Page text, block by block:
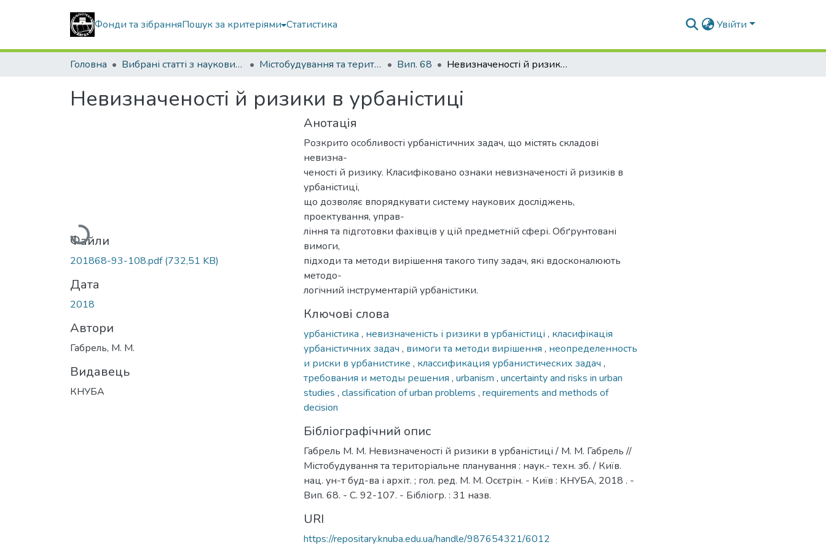
Фонди та зібранняПошук за критеріями Статистика Увійти
Головна Вибрані статті з наукових збірників КНУБА Містобудування та територіальне планування Вип. 68 Невизначеності й ризики в урбаністиці
Невизначеності й ризики в урбаністиці
Вантажиться...
Файли
201868-93-108.pdf(732,51 KB)
Дата
2018
Автори
Габрель, М. М.
Видавець
КНУБА
Анотація
Розкрито особливості урбаністичних задач, що містять складові
невизна-
ченості й ризику. Класифіковано ознаки невизначеності й ризиків в
урбаністиці,
що дозволяє впорядкувати систему наукових досліджень,
проектування, управ-
ління та підготовки фахівців у цій предметній сфері. Обґрунтовані
вимоги,
підходи та методи вирішення такого типу задач, які вдосконалюють
методо-
логічний інструментарій урбаністики.
Ключові слова
урбаністика , невизначеність і ризики в урбаністиці , класифікація
урбаністичних задач , вимоги та методи вирішення , неопределенность
и риски в урбанистике , классификация урбанистических задач ,
требования и методы решения , urbanism , uncertainty and risks in urban
studies , classification of urban problems , requirements and methods of
decision
Бібліографічний опис
Габрель М. М. Невизначеності й ризики в урбаністиці / М. М. Габрель //
Містобудування та територіальне планування : наук.- техн. зб. / Київ.
нац. ун-т буд-ва і архіт. ; гол. ред. М. М. Осєтрін. - Київ : КНУБА, 2018 . -
Вип. 68. - С. 92-107. - Бібліогр. : 31 назв.
URI
https://repositary.knuba.edu.ua/handle/987654321/6012